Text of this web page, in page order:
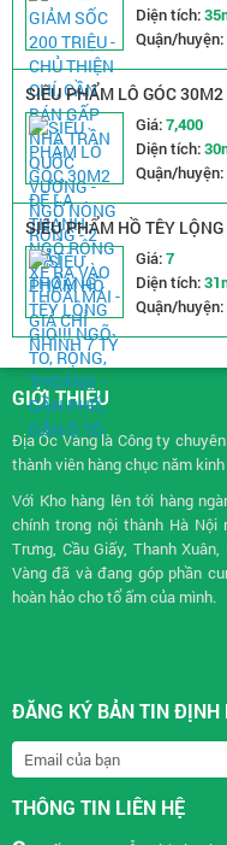
Diện tích:
Quận/huyện:
SIÊU PHẨM LÔ GÓC
VÀO THOẢI MÁI - GIÁ CHỈ
Giá:7,400
Diện tích:
Quận/huyện:
SIÊU PHẨM HỒ TÊY LỘNG
PHỐ, GẦN Ô TÔGiá:7
Diện tích:
Quận/huyện:
GIỚI THIỆU
Địa Ốc Vàng là Công ty
thành viên hàng chục năm
Với Kho hàng lên tới hàng
chính trong nội thành Hà
Trưng, Cầu Giấy, Thanh
Vàng đã và đang góp phần
hoàn hảo cho tổ ấm của mình.
ĐĂNG KÝ BẢN TIN ĐỊNH
THÔNG TIN LIÊN HỆ